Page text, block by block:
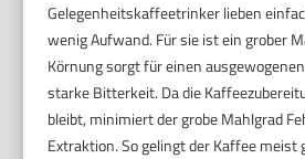
Gelegenheitskaffeetrinker lieben
wenig Aufwand. Für sie ist ein grober
Körnung sorgt für einen
starke Bitterkeit. Da die
bleibt, minimiert der grobe Mahlgrad
Extraktion. So gelingt der Kaffee meist